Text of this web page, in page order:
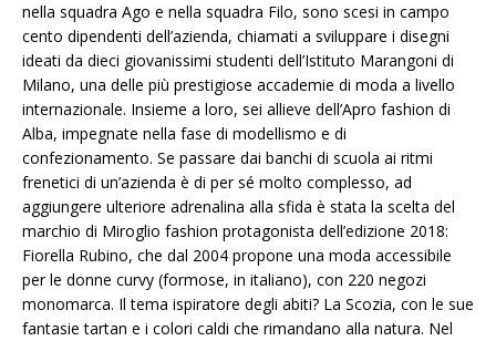
nella squadra Ago e nella squadra Filo, sono scesi in campo
cento dipendenti dell’azienda, chiamati a sviluppare i disegni
ideati da dieci giovanissimi studenti dell’Istituto Marangoni di
Milano, una delle più prestigiose accademie di moda a livello
internazionale. Insieme a loro, sei allieve dell’Apro fashion di
Alba, impegnate nella fase di modellismo e di
confezionamento. Se passare dai banchi di scuola ai ritmi
frenetici di un’azienda è di per sé molto complesso, ad
aggiungere ulteriore adrenalina alla sfida è stata la scelta del
marchio di Miroglio fashion protagonista dell’edizione 2018:
Fiorella Rubino, che dal 2004 propone una moda accessibile
per le donne curvy (formose, in italiano), con 220 negozi
monomarca. Il tema ispiratore degli abiti? La Scozia, con le sue
fantasie tartan e i colori caldi che rimandano alla natura. Nel